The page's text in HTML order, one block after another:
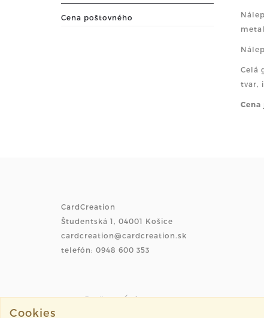
Cena poštovného
Celá
tvar,
Cena
CardCreation
Študentská 1, 04001 Košice
cardcreation@cardcreation.sk
telefón: 0948 600 353
Cookies